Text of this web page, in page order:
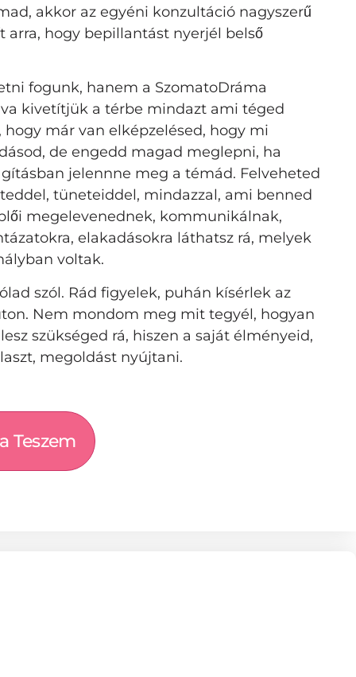
akkor az egyéni konzultáció nagyszerű
arra, hogy bepillantást nyerjél belső
fogunk, hanem a SzomatoDráma
kivetítjük a térbe mindazt ami téged
már van elképzelésed, hogy mi
de engedd magad meglepni, ha
jelennne meg a témád. Felveheted
tüneteiddel, mindazzal, ami benned
megelevenednek, kommunikálnak,
elakadásokra láthatsz rá, melyek
voltak.
szól. Rád figyelek, puhán kísérlek az
Nem mondom meg mit tegyél, hogyan
szükséged rá, hiszen a saját élményeid,
megoldást nyújtani.
Teszem